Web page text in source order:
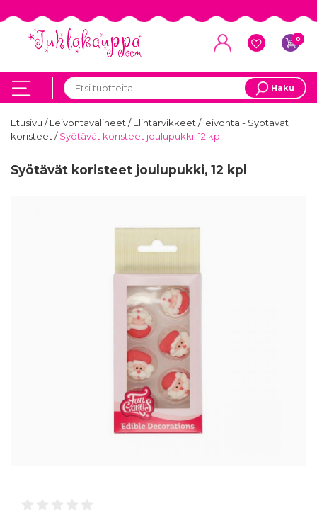
0
Haku
Etusivu /Leivontavälineet/Elintarvikkeet/leivonta - Syötävät
koristeet/Syötävät koristeet joulupukki, 12 kpl
Syötävät koristeet joulupukki, 12 kpl